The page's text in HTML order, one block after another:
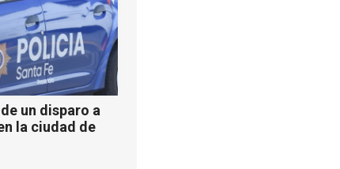
un disparo a
la ciudad de